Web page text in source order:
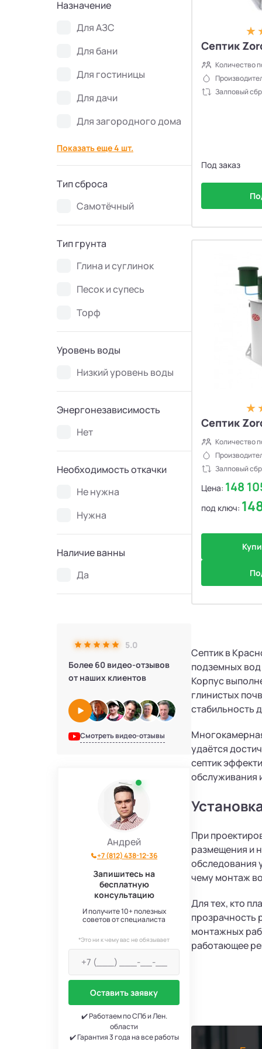
Септики Ново Эко
Септики Термит 5
Септики КиБез 4
Септики Flotenk STA 13
Септики Топас-С 34
Септики Генезис
Назначение
Для АЗС
Для бани
Для гостиницы
Для дачи
Для загородного дома
Показать еще 4 шт.
Тип сброса
Самотёчный
Тип грунта
Глина и суглинок
Песок и супесь
Торф
Уровень воды
Низкий уровень воды
Энергонезависимость
Нет
Необходимость откачки
Не нужна
Нужна
Наличие ванны
Да
5.0
Более 60 видео-отзывов
от наших клиентов
Смотреть видео-отзывы
Андрей
+7 (812) 438-12-36
Запишитесь на
бесплатную
консультацию
И получите 10+ полезных
советов от специалиста
*Это ни к чему вас не обязывает
Оставить заявку
✔️ Работаем по СПб и Лен.
области
✔️ Гарантия 3 года на все работы
Септик
Количество
Залповый
Под заказ
Септик
Количество
Залповый
Цена: 148
под ключ:
Септик в
подземных
Корпус
глинистых
стабильность
удаётся
септик
обслуживания
При
размещения и
обследования
чему монтаж
Для тех, кто
прозрачность
монтажных
работающее